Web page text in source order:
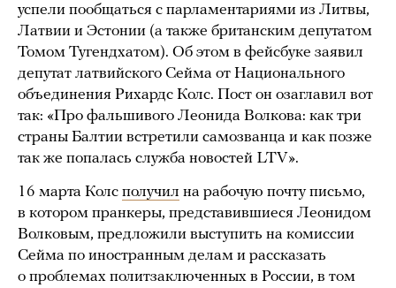
успели пообщаться с парламентариями из Литвы,
Латвии и Эстонии (а также британским депутатом
Томом Тугендхатом). Об этом в фейсбуке заявил
депутат латвийского Сейма от Национального
объединения Рихардс Колс. Пост он озаглавил вот
так: «Про фальшивого Леонида Волкова: как три
страны Балтии встретили самозванца и как позже
так же попалась служба новостей LTV».
16 марта Колс получил на рабочую почту письмо,
в котором пранкеры, представившиеся Леонидом
Волковым, предложили выступить на комиссии
Сейма по иностранным делам и рассказать
о проблемах политзаключенных в России, в том